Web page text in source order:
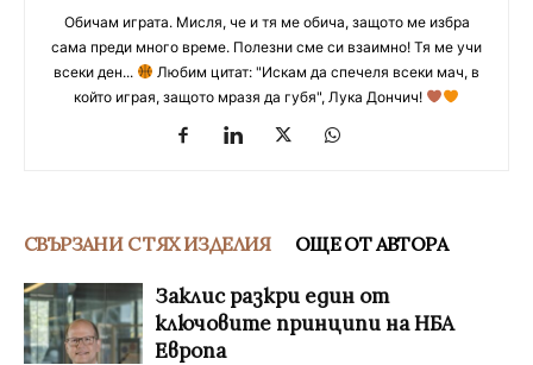
Обичам играта. Мисля, че и тя ме обича, защото ме избра
сама преди много време. Полезни сме си взаимно! Тя ме учи
всеки ден...
Любим цитат: "Искам да спечеля всеки мач, в
който играя, защото мразя да губя", Лука Дончич!
СВЪРЗАНИ С ТЯХ ИЗДЕЛИЯ ОЩЕ ОТ АВТОРА
Заклис разкри един от
ключовите принципи на НБА
Европа